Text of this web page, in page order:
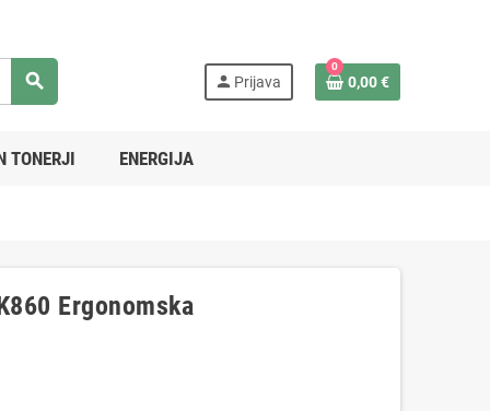
search person Prijava
0
0,00 €
TONERJI ENERGIJA
Ergonomska